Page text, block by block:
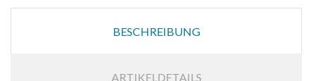
BESCHREIBUNG
ARTIKELDETAILS